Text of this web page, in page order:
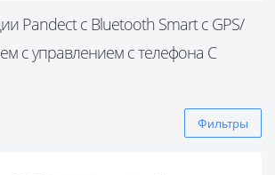
Pandect с Bluetooth Smart с GPS/
с управлением с телефона С
Фильтры